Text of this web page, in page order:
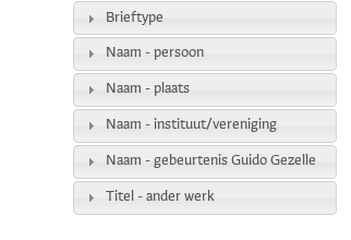
Brieftype
Naam - persoon
Naam - plaats
Naam - instituut/vereniging
Naam - gebeurtenis Guido Gezelle
Titel - ander werk